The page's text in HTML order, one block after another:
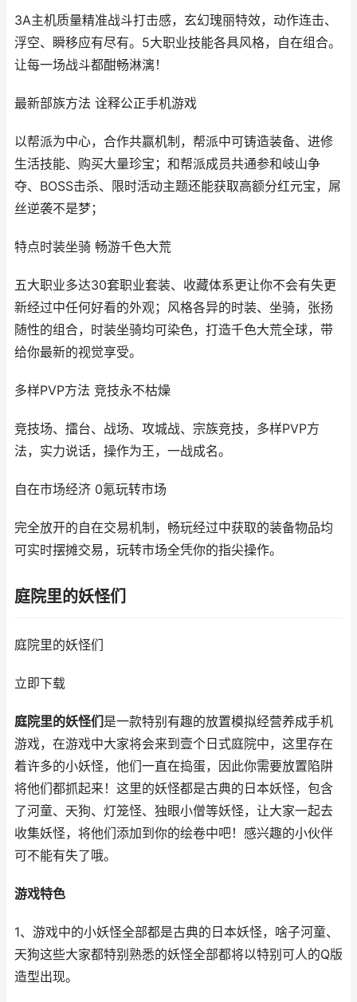
3A主机质量精准战斗打击感，玄幻瑰丽特效，动作连击、
浮空、瞬移应有尽有。5大职业技能各具风格，自在组合。
让每一场战斗都酣畅淋漓！
最新部族方法 诠释公正手机游戏
以帮派为中心，合作共赢机制，帮派中可铸造装备、进修
生活技能、购买大量珍宝；和帮派成员共通参和岐山争
夺、BOSS击杀、限时活动主题还能获取高额分红元宝，屌
丝逆袭不是梦；
特点时装坐骑 畅游千色大荒
五大职业多达30套职业套装、收藏体系更让你不会有失更
新经过中任何好看的外观；风格各异的时装、坐骑，张扬
随性的组合，时装坐骑均可染色，打造千色大荒全球，带
给你最新的视觉享受。
多样PVP方法 竞技永不枯燥
竞技场、擂台、战场、攻城战、宗族竞技，多样PVP方
法，实力说话，操作为王，一战成名。
自在市场经济 0氪玩转市场
完全放开的自在交易机制，畅玩经过中获取的装备物品均
可实时摆摊交易，玩转市场全凭你的指尖操作。
庭院里的妖怪们
庭院里的妖怪们
立即下载
庭院里的妖怪们是一款特别有趣的放置模拟经营养成手机
游戏，在游戏中大家将会来到壹个日式庭院中，这里存在
着许多的小妖怪，他们一直在捣蛋，因此你需要放置陷阱
将他们都抓起来！这里的妖怪都是古典的日本妖怪，包含
了河童、天狗、灯笼怪、独眼小僧等妖怪，让大家一起去
收集妖怪，将他们添加到你的绘卷中吧！感兴趣的小伙伴
可不能有失了哦。
游戏特色
1、游戏中的小妖怪全部都是古典的日本妖怪，啥子河童、
天狗这些大家都特别熟悉的妖怪全部都将以特别可人的Q版
造型出现。